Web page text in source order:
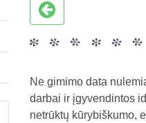
Ne gimimo data
darbai ir įgyvendintos
netrūktų kūrybiškumo,